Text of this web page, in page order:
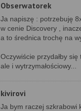
Obserwatorek
Ja napiszę : potrzebuję
w cenie Discovery ,
a to średnica trochę na
Oczywiście przydałby
ale i wytrzymałościowy...
kivirovi
Ja bym raczej szkrabowi